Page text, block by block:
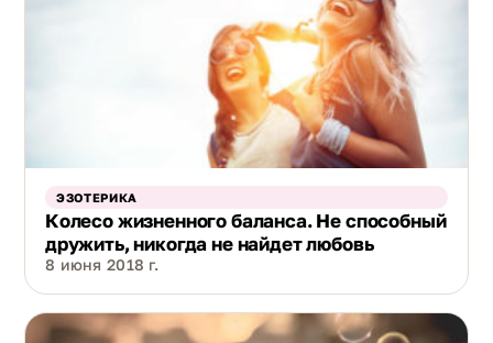
ЭЗОТЕРИКА
Колесо жизненного баланса. Не способный
дружить, никогда не найдет любовь
8 июня 2018 г.